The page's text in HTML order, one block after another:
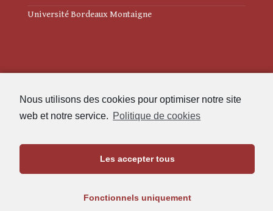
Nous utilisons des cookies pour optimiser notre site
web et notre service. Politique de cookies
Les accepter tous
Fonctionnels uniquement
Université Bordeaux Montaigne
Politique de cookies (UE)
Maison de l'Archéologie